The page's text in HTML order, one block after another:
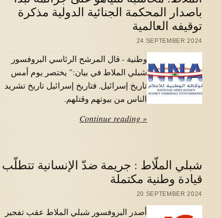
باصدار المحكمة الجنائية الدولية مذكرة
توقيفه العالمية
24 SEPTEMBER 2024
وطنية - قال المرشح الرئاسي البروفسور
شبلي الملاط في بيان:" يختصر يوم أمس
تاريخ إسرائيل. فتاريخ إسرائيل تاريخ تشريد
الناس من بيوتهم وقتلهم.
Continue reading »
شبلي الملّاط : جريمة ضدّ الإنسانية تتطلّب
قيادة وطنية مكتملة
20 SEPTEMBER 2024
أصدر البروفسور شبلي الملاط عقب تفجير